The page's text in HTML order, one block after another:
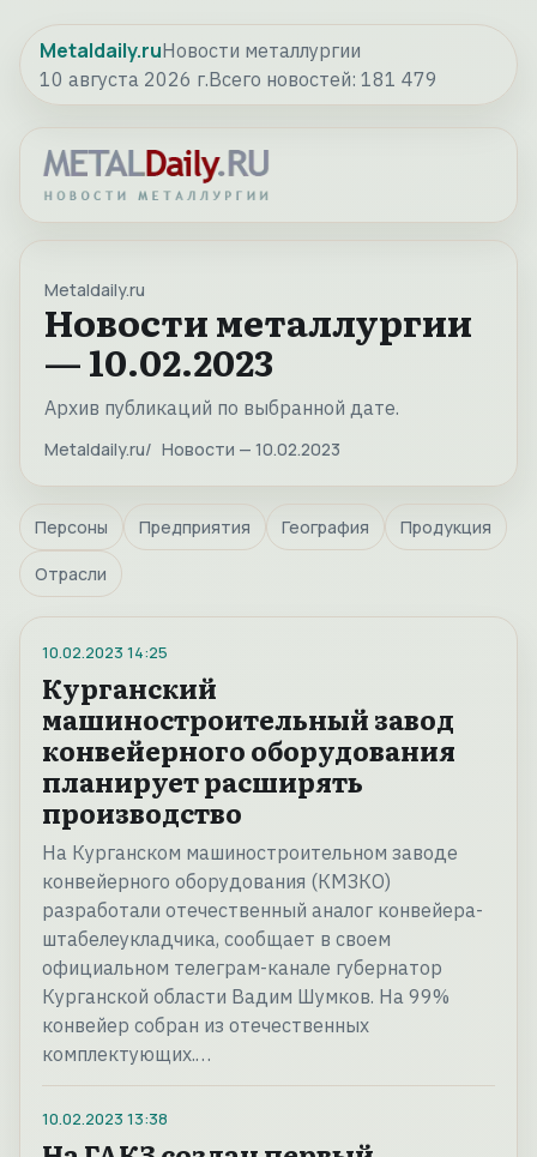
Metaldaily.ruНовости металлургии
10 августа 2026 г.Всего новостей: 181 479
Metaldaily.ru
Новости металлургии
— 10.02.2023
Архив публикаций по выбранной дате.
Metaldaily.ru Новости — 10.02.2023
Персоны Предприятия География Продукция
Отрасли
10.02.2023 14:25
Курганский
машиностроительный завод
конвейерного оборудования
планирует расширять
производство
На Курганском машиностроительном заводе
конвейерного оборудования (КМЗКО)
разработали отечественный аналог конвейера-
штабелеукладчика, сообщает в своем
официальном телеграм-канале губернатор
Курганской области Вадим Шумков. На 99%
конвейер собран из отечественных
комплектующих.…
10.02.2023 13:38